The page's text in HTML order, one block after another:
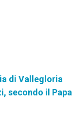
di Vallegloria
secondo il Papa